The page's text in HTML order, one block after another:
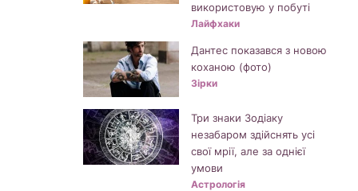
використовую у побуті
Лайфхаки
Дантес показався з новою
коханою (фото)
Зірки
Три знаки Зодіаку
незабаром здійснять усі
свої мрії, але за однієї
умови
Астрологія